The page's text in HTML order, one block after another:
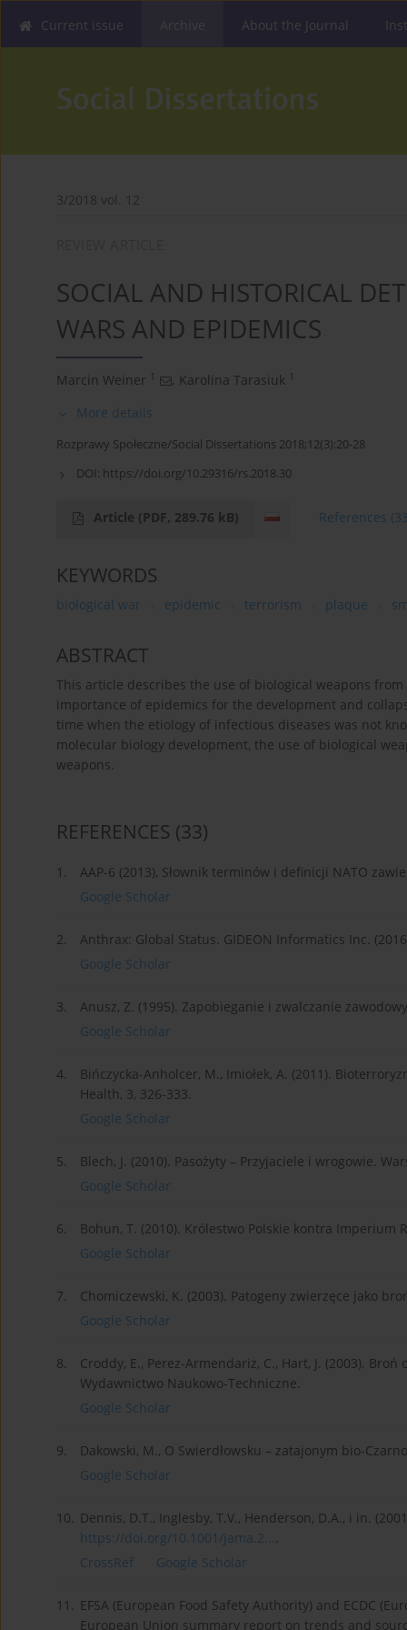
Current issue About the Journal
3/2018 vol. 12
SOCIAL AND HISTORICAL
WARS AND EPIDEMICS
Marcin Weiner 1 , Karolina Tarasiuk 1
More details
Rozprawy Społeczne/Social Dissertations 2018;12(3):20-28
DOI: https://doi.org/10.29316/rs.2018.30
Article (PDF, 289.76 kB) References
KEYWORDS
biological war epidemic terrorism plaque
ABSTRACT
This article describes the use of biological weapons
importance of epidemics for the development and
time when the etiology of infectious diseases was not
molecular biology development, the use of biological
weapons.
REFERENCES (33)
1.
AAP-6 (2013), Słownik terminów i definicji NATO
Google Scholar
2.
Anthrax: Global Status. GIDEON Informatics Inc.
Google Scholar
3.
Anusz, Z. (1995). Zapobieganie i zwalczanie
Google Scholar
4.
Bińczycka-Anholcer, M., Imiołek, A. (2011).
Health, 3, 326-333.
Google Scholar
5.
Blech, J. (2010). Pasożyty – Przyjaciele i wrogowie.
Google Scholar
6.
Bohun, T. (2010). Królestwo Polskie kontra Imperium
Google Scholar
7.
Chomiczewski, K. (2003). Patogeny zwierzęce jako
Google Scholar
8.
Croddy, E., Perez-Armendariz, C., Hart, J. (2003).
Wydawnictwo Naukowo-Techniczne.
Google Scholar
9. Dakowski, M., O Swierdłowsku – zatajonym bio-
Google Scholar
10. Dennis, D.T., Inglesby, T.V., Henderson, D.A., i in.
https://doi.org/10.1001/jama.2....
CrossRef
Google Scholar
11. EFSA (European Food Safety Authority) and ECDC
European Union summary report on trends and